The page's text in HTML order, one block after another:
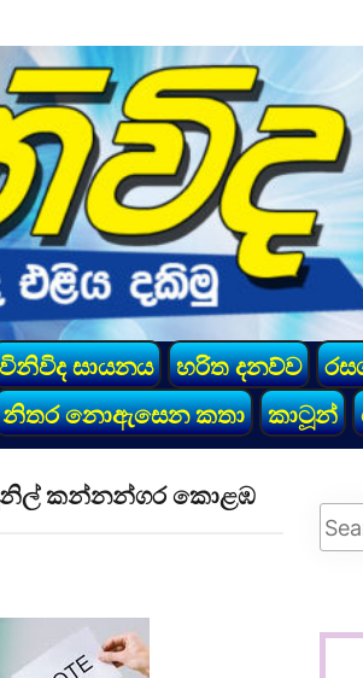
විනිවිද සායනය හරිත දනව්ව
නිතර නොඇසෙන කතා කාටූන්
සුනිල් කන්නන්ගර කොළඹ